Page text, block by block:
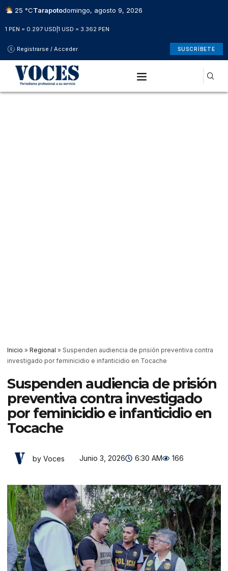
25 °CTarapotodomingo, agosto 9, 2026
1 PEN = 0.297 USD 1 USD = 3.362 PEN
Registrarse / Acceder SUSCRÍBETE
Inicio » Regional » Suspenden audiencia de prisión preventiva contra
investigado por feminicidio e infanticidio en Tocache
Suspenden audiencia de prisión
preventiva contra investigado
por feminicidio e infanticidio en
Tocache
by Voces Junio 3, 2026 6:30 AM 166